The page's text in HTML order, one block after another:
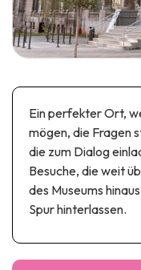
Folklore & Lokale
Geschichte
Automobil- &
Industrie- &
Regionalprodukte
Gedächtnistourismus
Kajaks
Abenteuerparks
Unterhaltungs-&
Ein perfekter Ort,
mögen, die Fragen
die zum Dialog
Besuche, die weit
des Museums
Spur hinterlassen.